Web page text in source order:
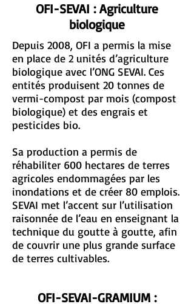
OFI-SEVAI : Agriculture
biologique
Depuis 2008, OFI a permis la mise
en place de 2 unités d’agriculture
biologique avec l’ONG SEVAI. Ces
entités produisent 20 tonnes de
vermi-compost par mois (compost
biologique) et des engrais et
pesticides bio.
Sa production a permis de
réhabiliter 600 hectares de terres
agricoles endommagées par les
inondations et de créer 80 emplois.
SEVAI met l’accent sur l’utilisation
raisonnée de l’eau en enseignant la
technique du goutte à goutte, afin
de couvrir une plus grande surface
de terres cultivables.
OFI-SEVAI-GRAMIUM :